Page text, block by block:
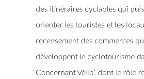
des itinéraires cyclables qui
orienter les touristes et les
recensement des commerces
développent le cyclotourisme
Concernant Vélib’, dont le rôle